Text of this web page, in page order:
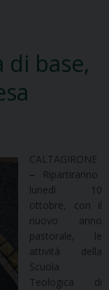
di base,
CALTAGIRONE
–
Ripartiranno
lunedì 10
ottobre, con il
nuovo anno
pastorale, le
attività della
Scuola
Teologica di